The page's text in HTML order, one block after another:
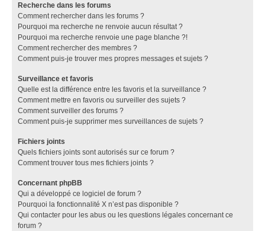
Recherche dans les forums
Comment rechercher dans les forums ?
Pourquoi ma recherche ne renvoie aucun résultat ?
Pourquoi ma recherche renvoie une page blanche ?!
Comment rechercher des membres ?
Comment puis-je trouver mes propres messages et sujets ?
Surveillance et favoris
Quelle est la différence entre les favoris et la surveillance ?
Comment mettre en favoris ou surveiller des sujets ?
Comment surveiller des forums ?
Comment puis-je supprimer mes surveillances de sujets ?
Fichiers joints
Quels fichiers joints sont autorisés sur ce forum ?
Comment trouver tous mes fichiers joints ?
Concernant phpBB
Qui a développé ce logiciel de forum ?
Pourquoi la fonctionnalité X n’est pas disponible ?
Qui contacter pour les abus ou les questions légales concernant ce
forum ?